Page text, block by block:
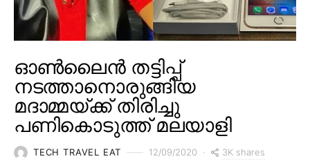
ഓൺലൈൻ തട്ടിപ്പ്
നടത്താനൊരുങ്ങിയ
മദാമ്മയ്ക്ക് തിരിച്ചു
പണികൊടുത്ത് മലയാളി
TECH TRAVEL EAT 12/09/2020 3K shares